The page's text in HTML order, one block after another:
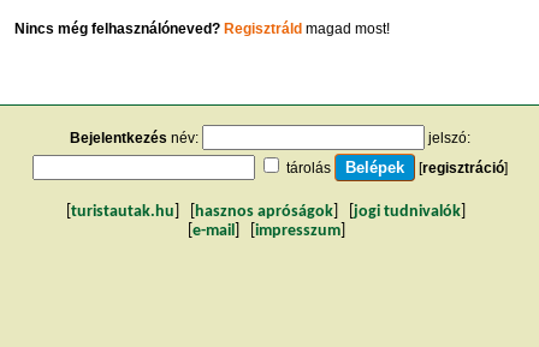
Nincs még felhasználóneved? Regisztráldmagad most!
Bejelentkezés név:
jelszó:
tárolás
[regisztráció]
turistautak.hu hasznos apróságok jogi tudnivalók
e-mail impresszum]